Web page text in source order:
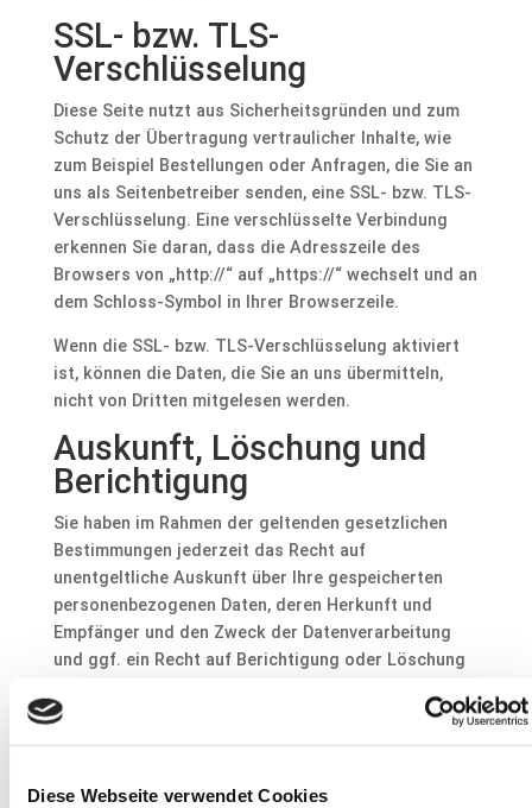
Diese Webseite verwendet Cookies
SSL- bzw. TLS-
Verschlüsselung
Diese Seite nutzt aus Sicherheitsgründen und zum
Schutz der Übertragung vertraulicher Inhalte, wie
zum Beispiel Bestellungen oder Anfragen, die Sie an
uns als Seitenbetreiber senden, eine SSL- bzw. TLS-
Verschlüsselung. Eine verschlüsselte Verbindung
erkennen Sie daran, dass die Adresszeile des
Browsers von „http://“ auf „https://“ wechselt und an
dem Schloss-Symbol in Ihrer Browserzeile.
Wenn die SSL- bzw. TLS-Verschlüsselung aktiviert
ist, können die Daten, die Sie an uns übermitteln,
nicht von Dritten mitgelesen werden.
Auskunft, Löschung und
Berichtigung
Sie haben im Rahmen der geltenden gesetzlichen
Bestimmungen jederzeit das Recht auf
unentgeltliche Auskunft über Ihre gespeicherten
personenbezogenen Daten, deren Herkunft und
Empfänger und den Zweck der Datenverarbeitung
und ggf. ein Recht auf Berichtigung oder Löschung
Thema personenbezogene Daten können Sie sich
jederzeit unter der im Impressum angegebenen